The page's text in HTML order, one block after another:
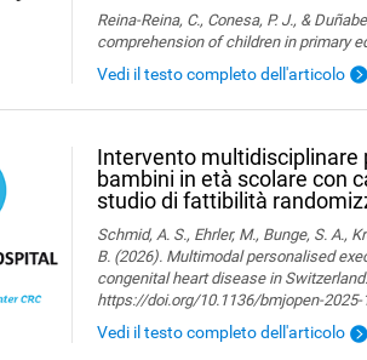
Reina-Reina, C., Conesa, P. J., &
comprehension of children in primary
Vedi il testo completo dell'articolo
Intervento multidisciplinare
bambini in età scolare con
studio di fattibilità
Schmid, A. S., Ehrler, M., Bunge, S. A.,
B. (2026). Multimodal personalised
congenital heart disease in
https://doi.org/10.1136/bmjopen-2025-
Vedi il testo completo dell'articolo